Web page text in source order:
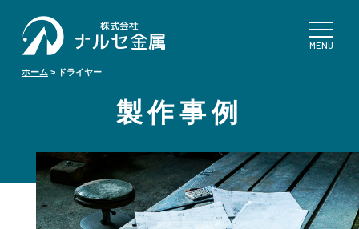
ホーム > ドライヤー
製作事例